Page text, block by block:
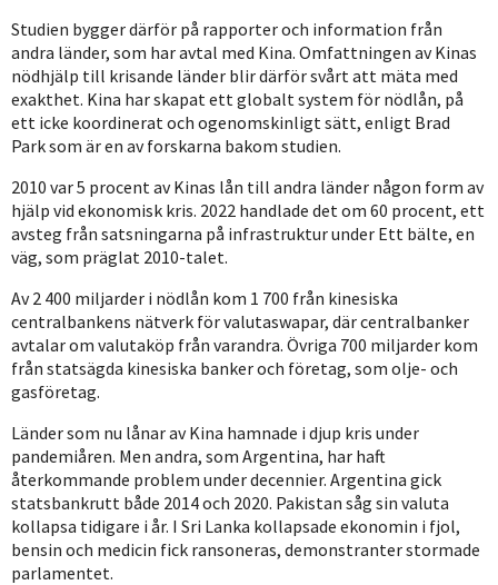
Studien bygger därför på rapporter och information från
andra länder, som har avtal med Kina. Omfattningen av Kinas
nödhjälp till krisande länder blir därför svårt att mäta med
exakthet. Kina har skapat ett globalt system för nödlån, på
ett icke koordinerat och ogenomskinligt sätt, enligt Brad
Park som är en av forskarna bakom studien.
2010 var 5 procent av Kinas lån till andra länder någon form av
hjälp vid ekonomisk kris. 2022 handlade det om 60 procent, ett
avsteg från satsningarna på infrastruktur under Ett bälte, en
väg, som präglat 2010-talet.
Av 2 400 miljarder i nödlån kom 1 700 från kinesiska
centralbankens nätverk för valutaswapar, där centralbanker
avtalar om valutaköp från varandra. Övriga 700 miljarder kom
från statsägda kinesiska banker och företag, som olje- och
gasföretag.
Länder som nu lånar av Kina hamnade i djup kris under
pandemiåren. Men andra, som Argentina, har haft
återkommande problem under decennier. Argentina gick
statsbankrutt både 2014 och 2020. Pakistan såg sin valuta
kollapsa tidigare i år. I Sri Lanka kollapsade ekonomin i fjol,
bensin och medicin fick ransoneras, demonstranter stormade
parlamentet.